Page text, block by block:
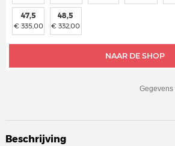
NAAR DE SHOP
47,5
€ 335,00
48,5
€ 332,00
Beschrijving